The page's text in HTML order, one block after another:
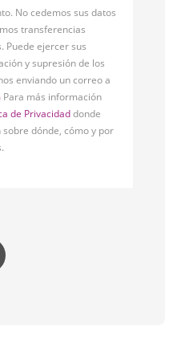
No cedemos sus datos
transferencias
Puede ejercer sus
y supresión de los
enviando un correo a
Para más información
de Privacidaddonde
dónde, cómo y por